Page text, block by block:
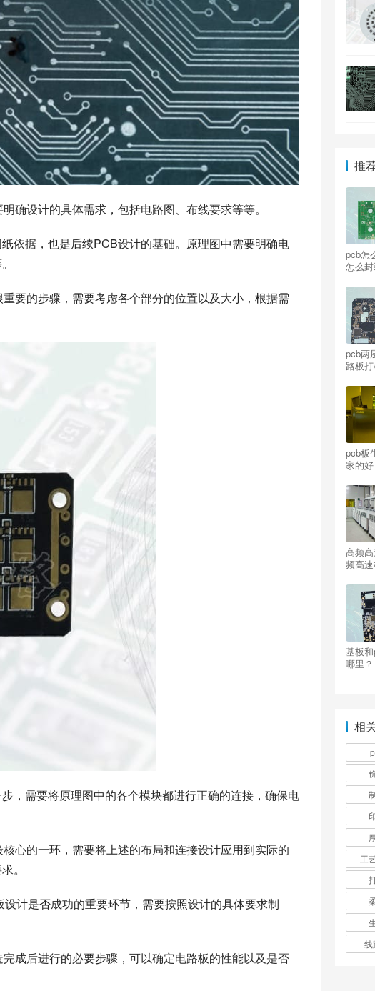
确设计的具体需求，包括电路图、布线要求等等。
依据，也是后续PCB设计的基础。原理图中需要明确电
要的步骤，需要考虑各个部分的位置以及大小，根据需
，需要将原理图中的各个模块都进行正确的连接，确保电
心的一环，需要将上述的布局和连接设计应用到实际的
。
计是否成功的重要环节，需要按照设计的具体要求制
成后进行的必要步骤，可以确定电路板的性能以及是否
推
pcb怎
怎么
pcb两
路板
pcb板
家的
高频
频高
基板
哪里？
相
工
线